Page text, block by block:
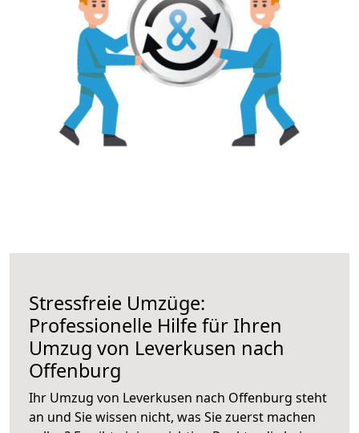
Stressfreie Umzüge:
Professionelle Hilfe für Ihren
Umzug von Leverkusen nach
Offenburg
Ihr Umzug von Leverkusen nach Offenburg steht
an und Sie wissen nicht, was Sie zuerst machen